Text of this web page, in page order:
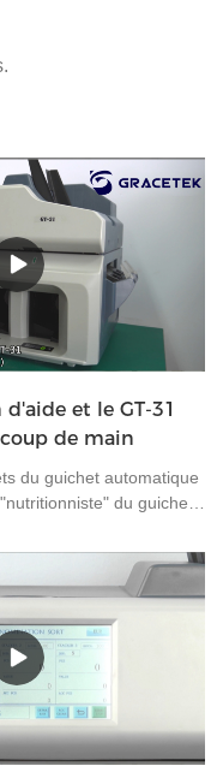
d'aide et le GT-31
de main
du guichet automatique
du guichet
la banque. Il effectue
chargement et le
des espèces et la
pannes des guichets
Comme les guichets
sont situés dans de
et largement dispersés, la
est sur la route. Dans
distributeur de billets